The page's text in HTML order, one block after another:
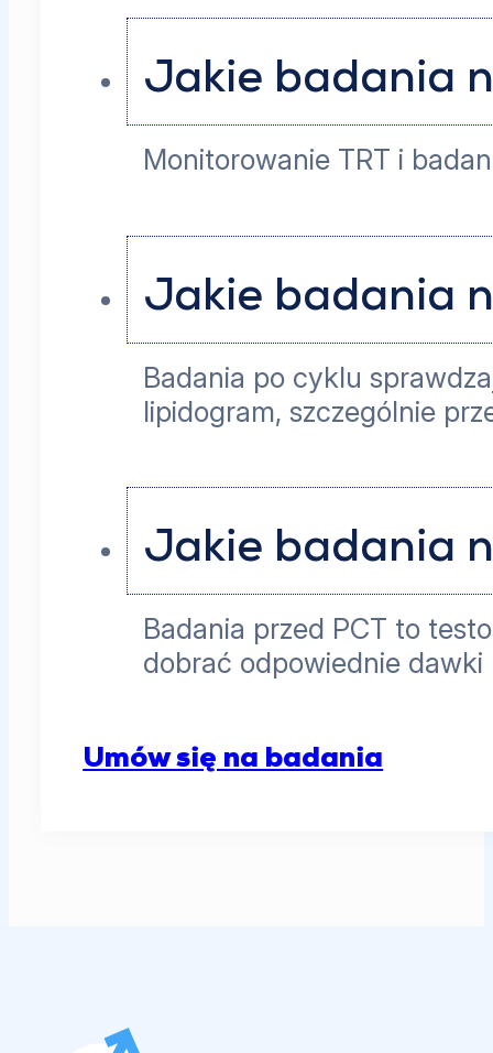
Jakie badania
Monitorowanie TRT i
Jakie badania
Badania po cyklu
lipidogram, szczególnie
Jakie badania
Badania przed PCT to
dobrać odpowiednie
Umów się na badania